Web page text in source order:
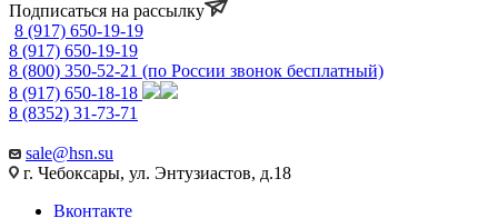
Подписаться на рассылку
8 (917) 650-19-19
8 (917) 650-19-19
8 (800) 350-52-21 (по России звонок бесплатный)
8 (917) 650-18-18
8 (8352) 31-73-71
sale@hsn.su
г. Чебоксары, ул. Энтузиастов, д.18
Вконтакте